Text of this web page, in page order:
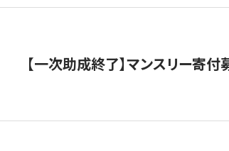
【一次助成終了】マンスリー寄